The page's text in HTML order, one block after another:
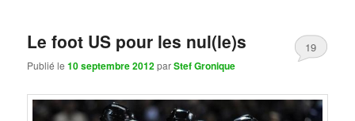
Le foot US pour les nul(le)s
Publié le10 septembre 2012parStef Gronique
19